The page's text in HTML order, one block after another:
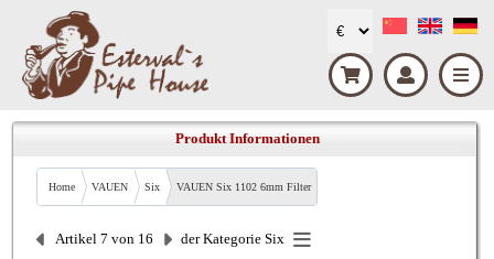
Produkt Informationen
Home VAUEN Six VAUEN Six 1102 6mm Filter
Artikel 7 von 16 der Kategorie Six